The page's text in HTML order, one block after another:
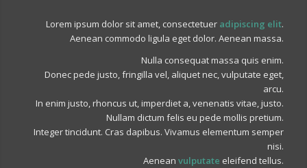
Lorem ipsum dolor sit amet, consectetuer adipiscing elit.
Aenean commodo ligula eget dolor. Aenean massa.
Nulla consequat massa quis enim.
Donec pede justo, fringilla vel, aliquet nec, vulputate eget,
arcu.
In enim justo, rhoncus ut, imperdiet a, venenatis vitae, justo.
Nullam dictum felis eu pede mollis pretium.
Integer tincidunt. Cras dapibus. Vivamus elementum semper
nisi.
Aeneanvulputate eleifend tellus.